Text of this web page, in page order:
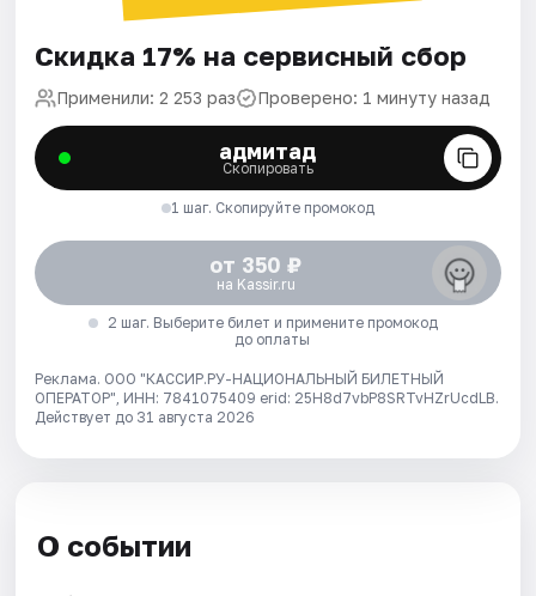
Скидка 17% на сервисный сбор
Применили: 2 253 раз Проверено: 1 минуту назад
адмитад
Скопировать
1 шаг. Скопируйте промокод
от 350 ₽
на Kassir.ru
2 шаг. Выберите билет и примените промокод
до оплаты
Реклама. ООО "КАССИР.РУ-НАЦИОНАЛЬНЫЙ БИЛЕТНЫЙ
ОПЕРАТОР", ИНН: 7841075409 erid: 25H8d7vbP8SRTvHZrUcdLB.
Действует до 31 августа 2026
О событии